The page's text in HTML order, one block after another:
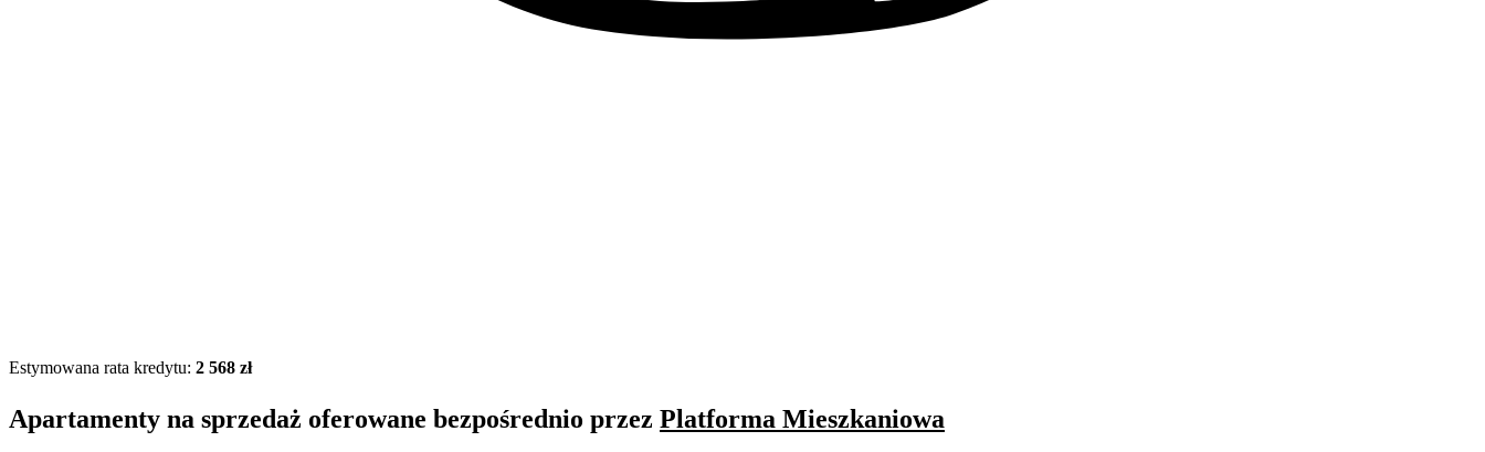
Estymowana rata kredytu: 2 568 zł
Apartamenty na sprzedaż oferowane bezpośrednio przez Platforma Mieszkaniowa